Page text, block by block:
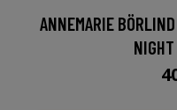
ANNEMARIE